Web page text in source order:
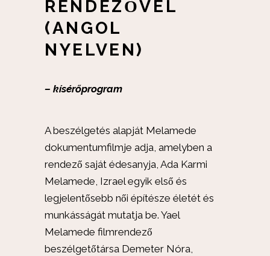
RENDEZŐVEL
(ANGOL
NYELVEN)
– kísérőprogram
A beszélgetés alapját Melamede
dokumentumfilmje adja, amelyben a
rendező saját édesanyja, Ada Karmi
Melamede, Izrael egyik első és
legjelentősebb női építésze életét és
munkásságát mutatja be. Yael
Melamede filmrendező
beszélgetőtársa Demeter Nóra,